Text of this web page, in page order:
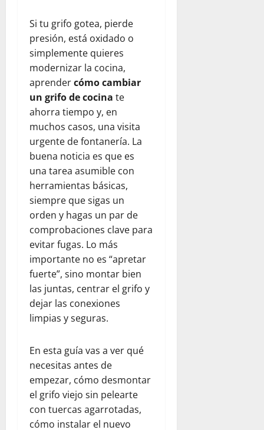
Si tu grifo gotea, pierde
presión, está oxidado o
simplemente quieres
modernizar la cocina,
aprendercómo cambiar
un grifo de cocina te
ahorra tiempo y, en
muchos casos, una visita
urgente de fontanería. La
buena noticia es que es
una tarea asumible con
herramientas básicas,
siempre que sigas un
orden y hagas un par de
comprobaciones clave para
evitar fugas. Lo más
importante no es “apretar
fuerte”, sino montar bien
las juntas, centrar el grifo y
dejar las conexiones
limpias y seguras.
En esta guía vas a ver qué
necesitas antes de
empezar, cómo desmontar
el grifo viejo sin pelearte
con tuercas agarrotadas,
cómo instalar el nuevo